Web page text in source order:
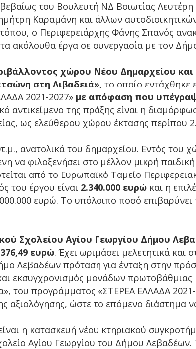
του Βουλευτή ΝΔ Βοιωτίας Λευτέρη
Καραμάνη και άλλων
ο Περιφερειάρχης Φάνης Σπανός
ακόλουθα έργα σε συνεργασία με τον
χώρου Νέου Δημαρχείου
στη Λιβαδειά», το οποίο εντάχθηκε
2021-2027» με απόφαση που
αντικείμενο της πράξης είναι η
ως ελεύθερου χώρου έκτασης περίπου
ανατολικά του δημαρχείου. Εντός του
να φιλοξενήσει στο μέλλον μικρή
από το Ευρωπαϊκό Ταμείο
του έργου είναι 2.340.000 ευρώ και η
ευρώ. Το υπόλοιπο ποσό επιβαρύνει
Σχολείου Αγίου Γεωργίου Δήμου
ευρώ. Έχει ωριμάσει μελετητικά και
Λεβαδέων πρόταση για ένταξη στην
εκσυγχρονισμός μονάδων πρωτοβάθμιας
του προγράμματος «ΣΤΕΡΕΑ ΕΛΛΑΔΑ
αξιολόγησης, ώστε το επόμενο διάστημα
η κατασκευή νέου κτηριακού
Αγίου Γεωργίου του Δήμου Λεβαδέων.